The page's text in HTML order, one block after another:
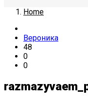
Home
Вероника
48
0
0